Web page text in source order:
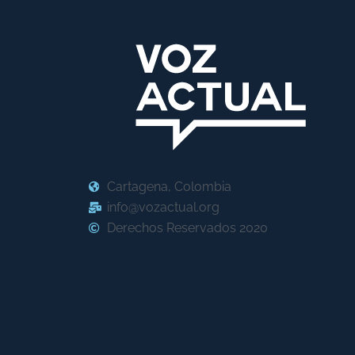
Cartagena, Colombia
info@vozactual.org
Derechos Reservados 2020